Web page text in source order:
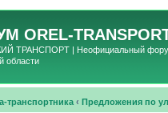
OREL-
ТРАНСПОРТ | Неофициальный форум
области
транспортника ‹ Предложения по